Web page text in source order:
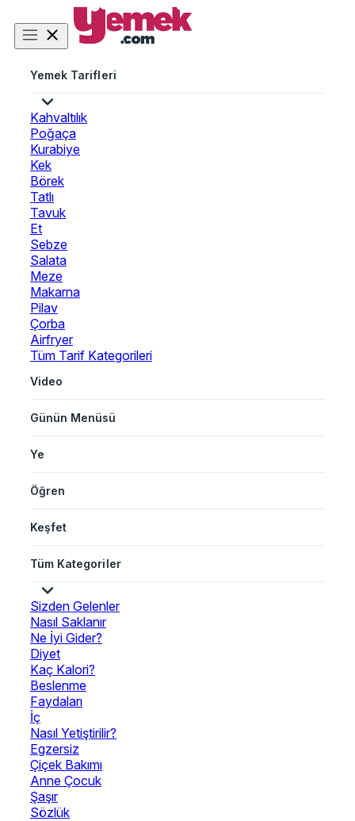
Yemek Tarifleri
Kahvaltılık
Poğaça
Kurabiye
Kek
Börek
Tatlı
Tavuk
Et
Sebze
Salata
Meze
Makarna
Pilav
Çorba
Airfryer
Tüm Tarif Kategorileri
Video
Günün Menüsü
Ye
Öğren
Keşfet
Tüm Kategoriler
Sizden Gelenler
Nasıl Saklanır
Ne İyi Gider?
Diyet
Kaç Kalori?
Beslenme
Faydaları
İç
Nasıl Yetiştirilir?
Egzersiz
Çiçek Bakımı
Anne Çocuk
Şaşır
Sözlük